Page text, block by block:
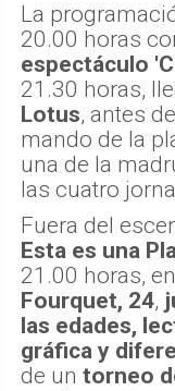
La
20.00 horas
espectáculo
21.30 horas,
Lotus, antes
mando de la
una de la
las cuatro
Fuera del
Esta es una
21.00 horas,
Fourquet, 24,
las edades,
gráfica y
de un torneo